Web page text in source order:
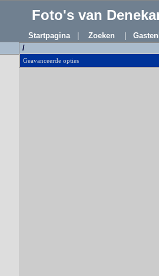
Foto's van
Startpagina| Zoeken
/
Geavanceerde opties